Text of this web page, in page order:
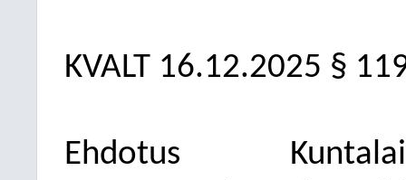
KVALT 16.12.2025 §
Ehdotus